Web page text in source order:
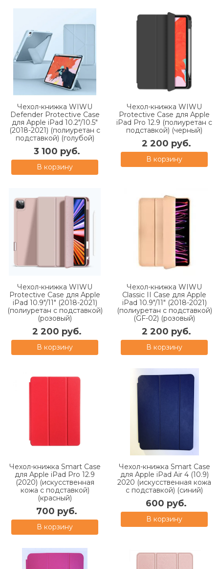
Чехол-книжка WIWU
Defender Protective Case
для Apple iPad 10.2"/10.5"
(2018-2021) (полиуретан с
подставкой) (голубой)
3 100 руб.
В корзину
Чехол-книжка WIWU
Protective Case для Apple
iPad Pro 12.9 (полиуретан с
подставкой) (черный)
2 200 руб.
В корзину
Чехол-книжка WIWU
Protective Case для Apple
iPad 10.9"/11" (2018-2021)
(полиуретан с подставкой)
(розовый)
2 200 руб.
В корзину
Чехол-книжка WIWU
Classic II Case для Apple
iPad 10.9"/11" (2018-2021)
(полиуретан с подставкой)
(GF-02) (розовый)
2 200 руб.
В корзину
Чехол-книжка Smart Case
для Apple iPad Pro 12.9
(2020) (искусственная
кожа с подставкой)
(красный)
700 руб.
В корзину
Чехол-книжка Smart Case
для Apple iPad Air 4 (10.9)
2020 (искусственная кожа
с подставкой) (синий)
600 руб.
В корзину